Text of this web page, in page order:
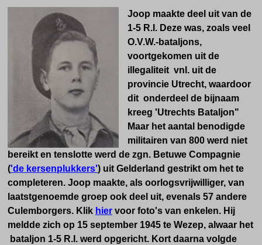
Joop maakte deel uit van de
1-5 R.I. Deze was, zoals veel
O.V.W.-bataljons,
voortgekomen uit de
illegaliteit vnl. uit de
provincie Utrecht, waardoor
dit onderdeel de bijnaam
kreeg 'Utrechts Bataljon"
Maar het aantal benodigde
militairen van 800 werd niet
bereikt en tenslotte werd de zgn. Betuwe Compagnie
('de kersenplukkers') uit Gelderland gestrikt om het te
completeren. Joop maakte, als oorlogsvrijwilliger, van
laatstgenoemde groep ook deel uit, evenals 57 andere
Culemborgers. Klik hier voor foto's van enkelen. Hij
meldde zich op 15 september 1945 te Wezep, alwaar het
bataljon 1-5 R.I. werd opgericht. Kort daarna volgde